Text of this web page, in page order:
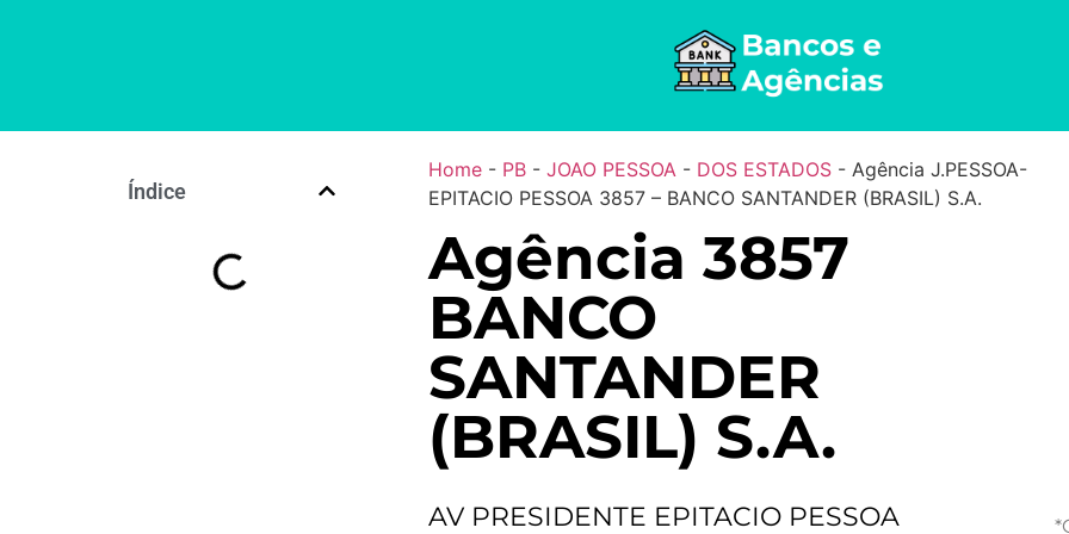
Índice
Home- PB- JOAO PESSOA - DOS ESTADOS- Agência J.PESSOA-
EPITACIO PESSOA 3857 – BANCO SANTANDER (BRASIL) S.A.
Agência 3857
BANCO
SANTANDER
(BRASIL) S.A.
AV PRESIDENTE EPITACIO PESSOA